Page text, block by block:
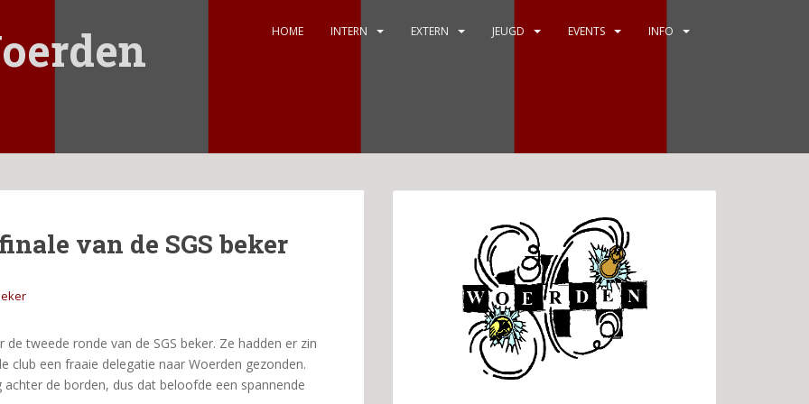
HOME INTERN EXTERN JEUGD EVENTS INFO
van de SGS beker
tweede ronde van de SGS beker. Ze hadden er zin
club een fraaie delegatie naar Woerden gezonden.
de borden, dus dat beloofde een spannende